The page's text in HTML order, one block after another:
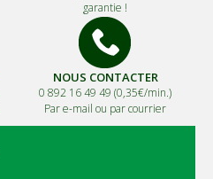
garantie !
NOUS CONTACTER
0 892 16 49 49 (0,35€/min.)
Par e-mail ou par courrier